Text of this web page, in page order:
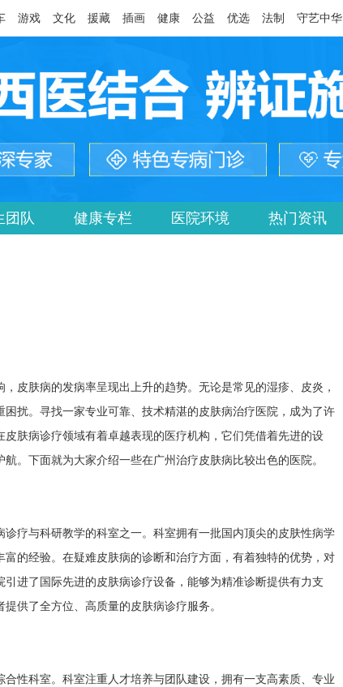
游戏 文化 援藏 插画 健康 公益 优选 法制 守艺中华
团队 健康专栏 医院环境 热门资讯
皮肤病的发病率呈现出上升的趋势。无论是常见的湿疹、皮炎，
扰。寻找一家专业可靠、技术精湛的皮肤病治疗医院，成为了许
肤病诊疗领域有着卓越表现的医疗机构，它们凭借着先进的设
。下面就为大家介绍一些在广州治疗皮肤病比较出色的医院。
疗与科研教学的科室之一。科室拥有一批国内顶尖的皮肤性病学
的经验。在疑难皮肤病的诊断和治疗方面，有着独特的优势，对
进了国际先进的皮肤病诊疗设备，能够为精准诊断提供有力支
供了全方位、高质量的皮肤病诊疗服务。
性科室。科室注重人才培养与团队建设，拥有一支高素质、专业